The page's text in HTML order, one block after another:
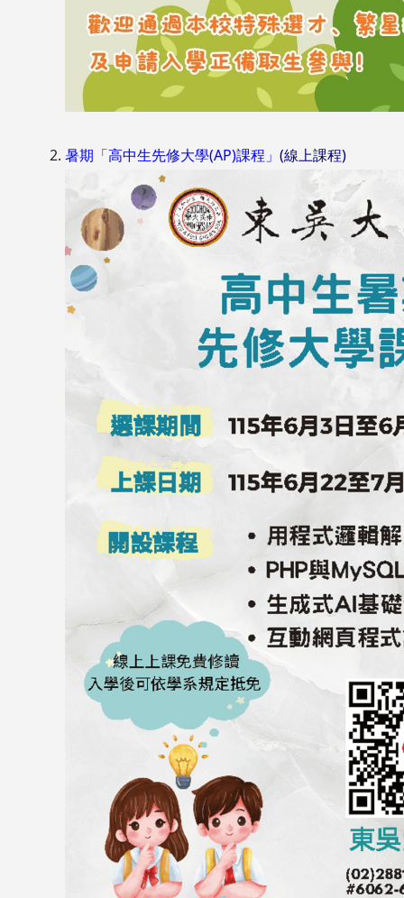
暑期「高中生先修大學(AP)課程」 (線上課程)